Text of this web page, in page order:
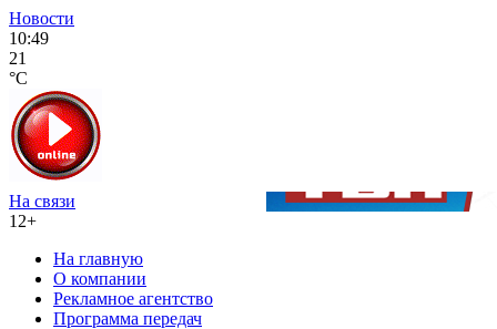
Новости
10:49
21
°C
На связи
12+
На главную
О компании
Рекламное агентство
Программа передач